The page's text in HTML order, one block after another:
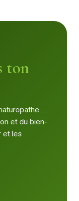
ton
et du bien-
et les